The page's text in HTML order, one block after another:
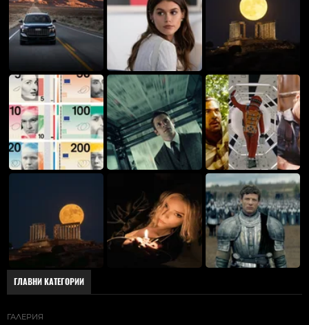
ГЛАВНИ КАТЕГОРИИ
ГАЛЕРИЯ